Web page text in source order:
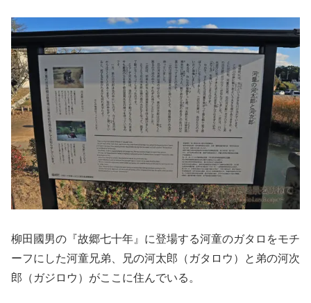
柳田國男の『故郷七十年』に登場する河童のガタロをモチ
ーフにした河童兄弟、兄の河太郎（ガタロウ）と弟の河次
郎（ガジロウ）がここに住んでいる。